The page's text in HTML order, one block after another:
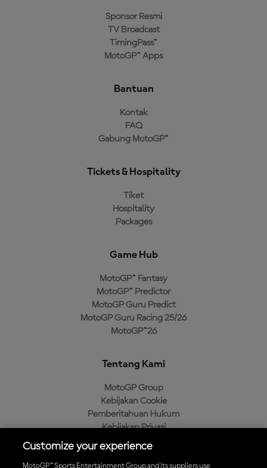
Sponsor Resmi
TV Broadcast
TimingPass™
MotoGP™ Apps
Bantuan
Kontak
FAQ
Gabung MotoGP™
Tickets & Hospitality
Tiket
Hospitality
Packages
Game Hub
MotoGP™ Fantasy
MotoGP™ Predictor
MotoGP Guru Predict
MotoGP Guru Racing 25/26
MotoGP™26
Tentang Kami
MotoGP Group
Kebijakan Cookie
Pemberitahuan Hukum
Kebijakan Privasi
Kebijakan Pembelian
Customize your experience
MotoGP™ Sports Entertainment Group and its suppliers use